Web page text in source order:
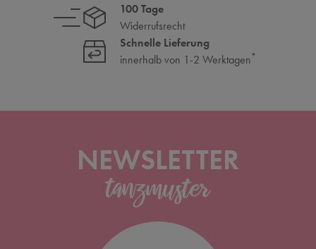
100 Tage
Widerrufsrecht
Schnelle Lieferung
innerhalb von 1-2 Werktagen*
NEWSLETTER